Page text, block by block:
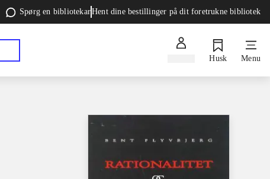
Spørg en bibliotekarHent dine bestillinger på dit foretrukne bibliotek
Husk Menu